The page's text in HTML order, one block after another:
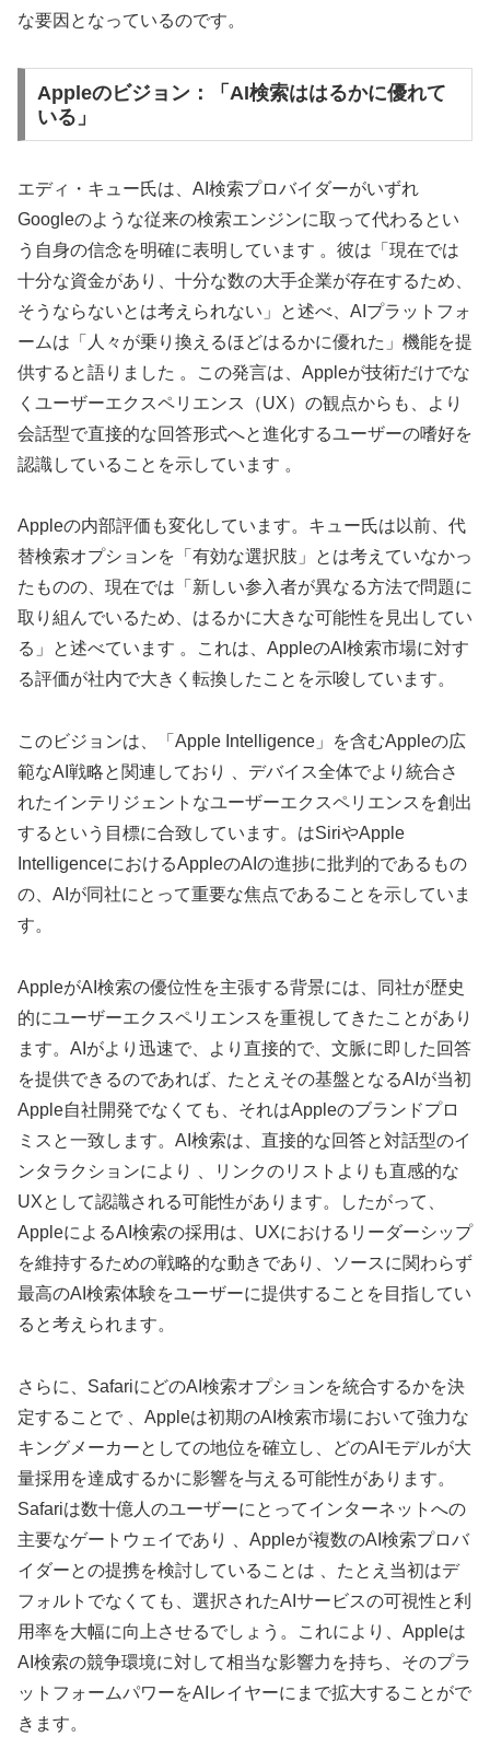
な要因となっているのです。
Appleのビジョン：「AI検索ははるかに優れて
いる」
エディ・キュー氏は、AI検索プロバイダーがいずれ
Googleのような従来の検索エンジンに取って代わるとい
う自身の信念を明確に表明しています 。彼は「現在では
十分な資金があり、十分な数の大手企業が存在するため、
そうならないとは考えられない」と述べ、AIプラットフォ
ームは「人々が乗り換えるほどはるかに優れた」機能を提
供すると語りました 。この発言は、Appleが技術だけでな
くユーザーエクスペリエンス（UX）の観点からも、より
会話型で直接的な回答形式へと進化するユーザーの嗜好を
認識していることを示しています 。
Appleの内部評価も変化しています。キュー氏は以前、代
替検索オプションを「有効な選択肢」とは考えていなかっ
たものの、現在では「新しい参入者が異なる方法で問題に
取り組んでいるため、はるかに大きな可能性を見出してい
る」と述べています 。これは、AppleのAI検索市場に対す
る評価が社内で大きく転換したことを示唆しています。
このビジョンは、「Apple Intelligence」を含むAppleの広
範なAI戦略と関連しており 、デバイス全体でより統合さ
れたインテリジェントなユーザーエクスペリエンスを創出
するという目標に合致しています。はSiriやApple
IntelligenceにおけるAppleのAIの進捗に批判的であるもの
の、AIが同社にとって重要な焦点であることを示していま
す。
AppleがAI検索の優位性を主張する背景には、同社が歴史
的にユーザーエクスペリエンスを重視してきたことがあり
ます。AIがより迅速で、より直接的で、文脈に即した回答
を提供できるのであれば、たとえその基盤となるAIが当初
Apple自社開発でなくても、それはAppleのブランドプロ
ミスと一致します。AI検索は、直接的な回答と対話型のイ
ンタラクションにより 、リンクのリストよりも直感的な
UXとして認識される可能性があります。したがって、
AppleによるAI検索の採用は、UXにおけるリーダーシップ
を維持するための戦略的な動きであり、ソースに関わらず
最高のAI検索体験をユーザーに提供することを目指してい
ると考えられます。
さらに、SafariにどのAI検索オプションを統合するかを決
定することで 、Appleは初期のAI検索市場において強力な
キングメーカーとしての地位を確立し、どのAIモデルが大
量採用を達成するかに影響を与える可能性があります。
Safariは数十億人のユーザーにとってインターネットへの
主要なゲートウェイであり 、Appleが複数のAI検索プロバ
イダーとの提携を検討していることは 、たとえ当初はデ
フォルトでなくても、選択されたAIサービスの可視性と利
用率を大幅に向上させるでしょう。これにより、Appleは
AI検索の競争環境に対して相当な影響力を持ち、そのプラ
ットフォームパワーをAIレイヤーにまで拡大することがで
きます。